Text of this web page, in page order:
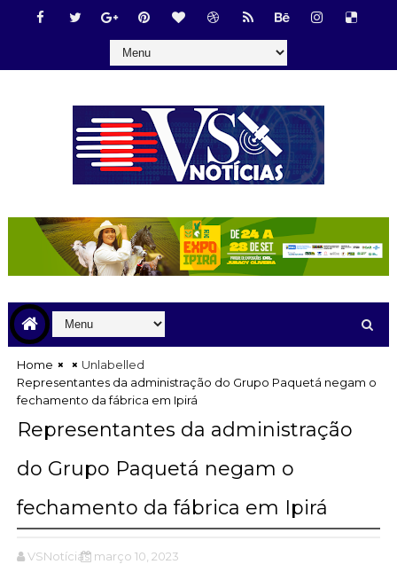
Home
Unlabelled
Representantes da administração do Grupo Paquetá negam o
fechamento da fábrica em Ipirá
Representantes da administração
do Grupo Paquetá negam o
fechamento da fábrica em Ipirá
VSNotícias março 10, 2023